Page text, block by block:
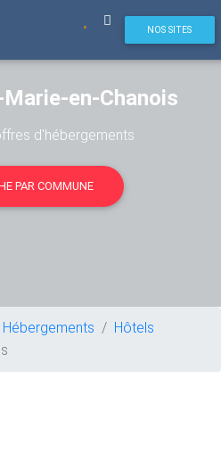
NOS SITES
en-Chanois
d'hébergements
PAR COMMUNE
Hébergements
Hôtels